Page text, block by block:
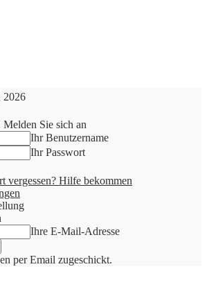
2026
Sie sich an
Ihr Benutzername
Ihr Passwort
vergessen? Hilfe bekommen
Ihre E-Mail-Adresse
per Email zugeschickt.